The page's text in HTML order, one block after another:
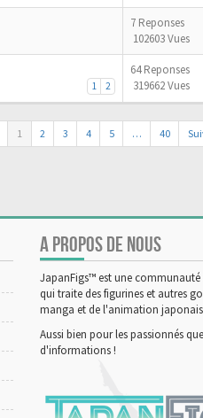
7 Reponses
102603 Vues
1 2
64 Reponses
319662 Vues
1 2 3 4 5 … 40
A PROPOS DE NOUS
JapanFigs™ est une
qui traite des figurines et autres
manga et de l'animation
Aussi bien pour les passionnés
d'informations !